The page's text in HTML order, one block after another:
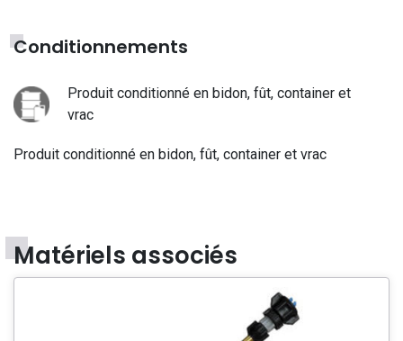
Conditionnements
Produit conditionné en bidon, fût, container et
vrac
Produit conditionné en bidon, fût, container et vrac
Matériels associés